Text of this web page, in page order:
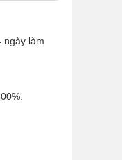
ngày làm